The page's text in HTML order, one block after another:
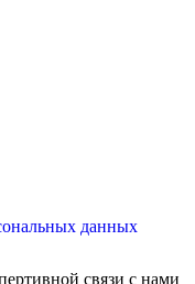
данных
связи с нами